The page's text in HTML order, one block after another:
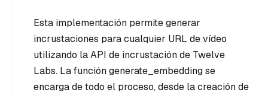
Esta implementación permite generar
incrustaciones para cualquier URL de vídeo
utilizando la API de incrustación de Twelve
Labs. La función generate_embedding se
encarga de todo el proceso, desde la creación de